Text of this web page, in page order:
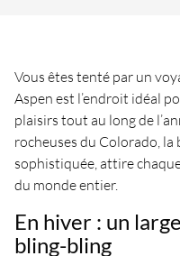
Vous êtes tenté par un
Aspen est l’endroit idéal
plaisirs tout au long de
rocheuses du Colorado, la
sophistiquée, attire
du monde entier.
En hiver : un
bling-bling